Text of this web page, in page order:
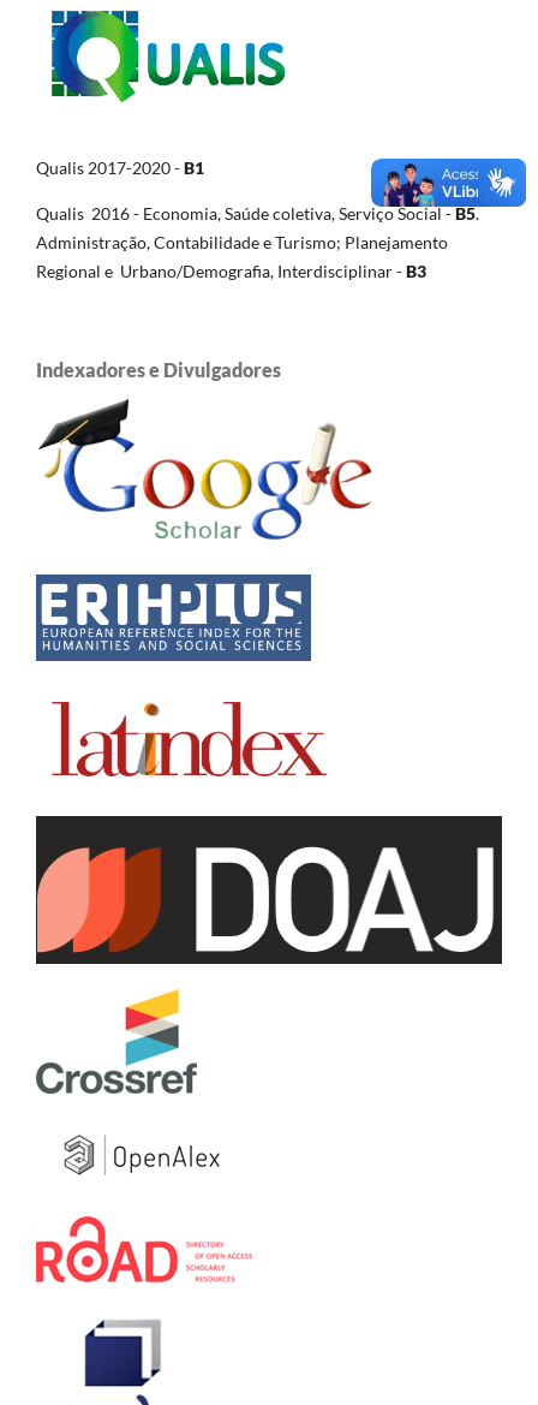
Qualis 2017-2020 -B1
Qualis 2016 - Economia, Saúde coletiva, Serviço Social -B5.
Administração, Contabilidade e Turismo; Planejamento
Regional e Urbano/Demografia, Interdisciplinar -B3
Indexadores e Divulgadores